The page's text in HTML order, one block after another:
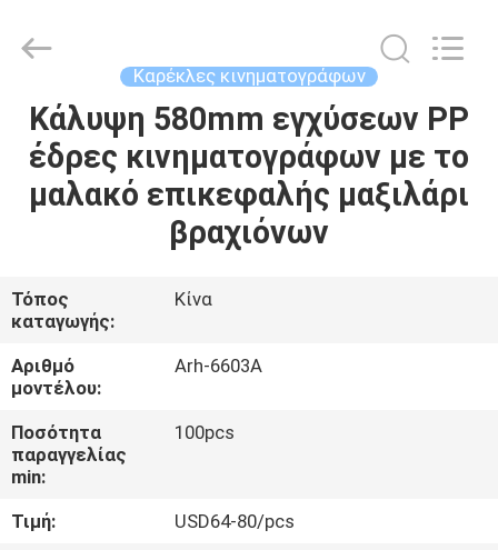
ΣΠΊΤΙ
ΠΡΟΪΌΝΤΑ
ΕΜΕΊΣ
ΓΎΡΟΣ
ΕΡΓΟΣΤΑΣΊΩΝ
ΠΟΙΟΤΙΚΌΣ
ΈΛΕΓΧΟΣ
Commercial
Co.,Ltd.
Reserved.
Καρέκλες κινηματογράφων
Κάλυψη 580mm εγχύσεων PP
έδρες κινηματογράφων με το
μαλακό επικεφαλής μαξιλάρι
βραχιόνων
Τόπος
καταγωγής:
Κίνα
Αριθμό
μοντέλου:
Arh-6603A
Ποσότητα
παραγγελίας
min:
100pcs
Τιμή:
USD64-80/pcs